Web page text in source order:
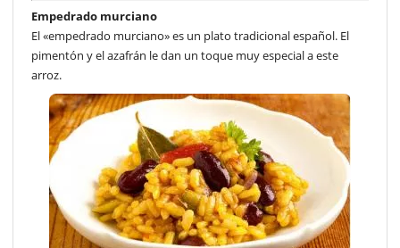
Empedrado murciano
El «empedrado murciano» es un plato tradicional español. El
pimentón y el azafrán le dan un toque muy especial a este
arroz.